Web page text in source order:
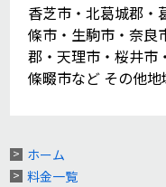
香芝市・北葛城郡・
條市・生駒市・奈良
郡・天理市・桜井市
條畷市など その他地
ホーム
料金一覧